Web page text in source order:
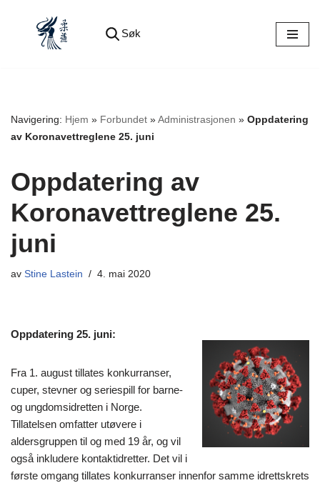
Søk
Navigering: Hjem » Forbundet »Administrasjonen » Oppdatering
av Koronavettreglene 25. juni
Oppdatering av
Koronavettreglene 25.
juni
av Stine Lastein 4. mai 2020
Oppdatering 25. juni:
Fra 1. august tillates konkurranser,
cuper, stevner og seriespill for barne-
og ungdomsidretten i Norge.
Tillatelsen omfatter utøvere i
aldersgruppen til og med 19 år, og vil
også inkludere kontaktidretter. Det vil i
første omgang tillates konkurranser innenfor samme idrettskrets